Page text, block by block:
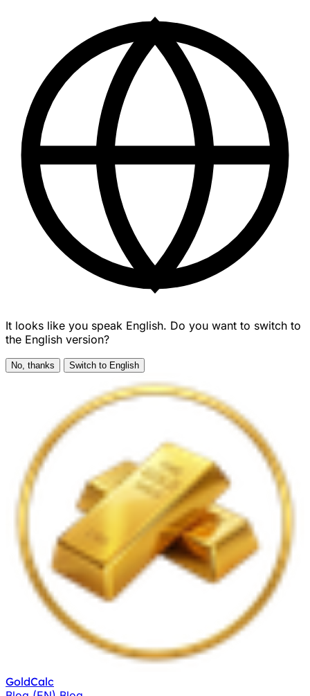
It looks like you speak English. Do you want to switch to
the English version?
No, thanks Switch to English
GoldCalc